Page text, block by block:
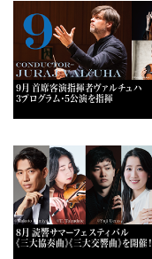
9月 首席客演指揮者ヴァルチュハ
3プログラム・5公演を指揮
8月 読響サマーフェスティバル
《三大協奏曲》《三大交響曲》を開催！